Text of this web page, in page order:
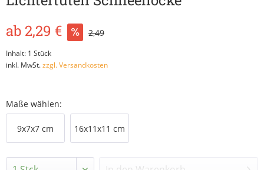
ab 2,29 €
2,49
Inhalt: 1 Stück
inkl. MwSt.zzgl. Versandkosten
Maße wählen:
9x7x7 cm 16x11x11 cm